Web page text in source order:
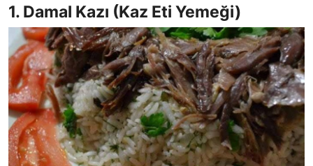
Mutfak Temizliği & Pratik Bilgiler
Anne & Bebek Beslenmesi
Mutfak Sırları & Teknikler
Gıda Sözlüğü & Nedir?
Yemek Tarifleri & Menüler
1. Damal Kazı (Kaz Eti Yemeği)